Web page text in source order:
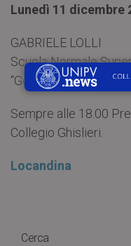
Lunedì 11 dicembre
GABRIELE LOLLI
Scuola Normale
“Gödel: e la luce fu”
Sempre alle 18.00
Collegio Ghislieri.
Locandina
Cerca